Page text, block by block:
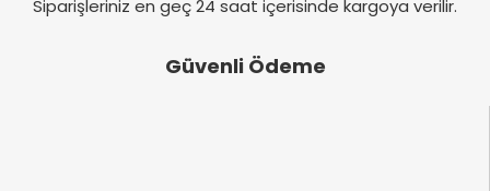
Siparişleriniz en geç 24 saat içerisinde kargoya verilir.
Güvenli Ödeme